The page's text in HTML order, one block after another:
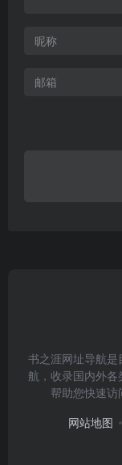
书之涯网址导航是
航，收录国内外各
帮助您快速访
网站地图